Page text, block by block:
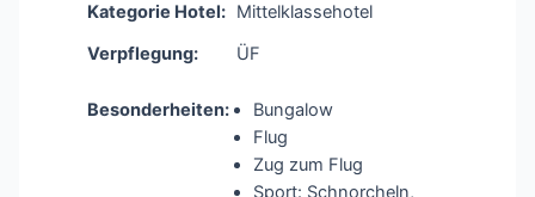
Kategorie Hotel: Mittelklassehotel
Verpflegung:
ÜF
Besonderheiten:
Bungalow
Flug
Zug zum Flug
Sport: Schnorcheln,